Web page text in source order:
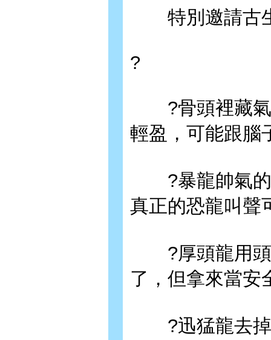
特別邀請古生
?
?骨頭裡藏氣
輕盈，可能跟腦
?暴龍帥氣的
真正的恐龍叫聲
?厚頭龍用頭
了，但拿來當安
?迅猛龍去掉